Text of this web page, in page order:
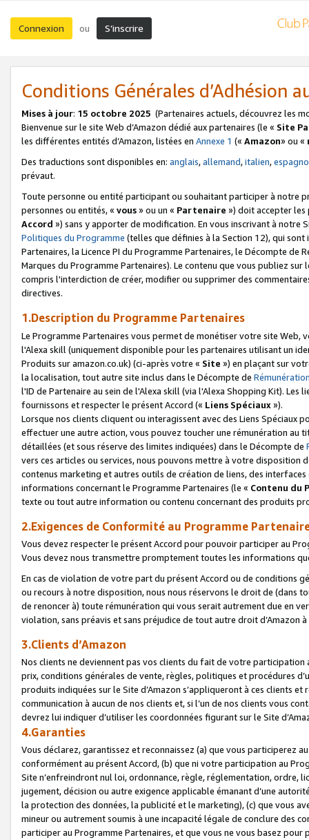
Connexion ou S’inscrire
Conditions Générales d’Adhésion
Mises à jour: 15 octobre 2025 (Partenaires actuels, découvrez les
Bienvenue sur le site Web d’Amazon dédié aux partenaires (le « Site
les différentes entités d’Amazon, listées en Annexe 1 (« Amazon» ou «
Des traductions sont disponibles en: anglais,allemand,italien,
prévaut.
Toute personne ou entité participant ou souhaitant participer à notre
personnes ou entités, « vous» ou un « Partenaire ») doit accepter les
Accord ») sans y apporter de modification. En vous inscrivant à notre
Politiques du Programme (telles que définies à la Section 12), qui
Partenaires, la Licence PI du Programme Partenaires, le Décompte de
Marques du Programme Partenaires). Le contenu que vous publiez
compris l'interdiction de créer, modifier ou supprimer des
directives.
1.Description du Programme Partenaires
Le Programme Partenaires vous permet de monétiser votre site Web,
l'Alexa skill (uniquement disponible pour les partenaires utilisant un
Produits sur amazon.co.uk) (ci-après votre « Site ») en plaçant sur
la localisation, tout autre site inclus dans le Décompte de
l'ID de Partenaire au sein de l'Alexa skill (via l'Alexa Shopping Kit).
fournissons et respecter le présent Accord (« Liens Spéciaux»).
Lorsque nos clients cliquent ou interagissent avec des Liens Spéciaux
effectuer une autre action, vous pouvez toucher une rémunération
détaillées (et sous réserve des limites indiquées) dans le Décompte de
vers ces articles ou services, nous pouvons mettre à votre disposition
contenus marketing et autres outils de création de liens, des
informations concernant le Programme Partenaires (le « Contenu du
texte ou tout autre information ou contenu concernant des produits
2.Exigences de Conformité au Programme
Vous devez respecter le présent Accord pour pouvoir participer au
Vous devez nous transmettre promptement toutes les informations
En cas de violation de votre part du présent Accord ou de conditions
ou recours à notre disposition, nous nous réservons le droit de (dans
de renoncer à) toute rémunération qui vous serait autrement due en
violation, sans préavis et sans préjudice de tout autre droit
3.Clients d’Amazon
Nos clients ne deviennent pas vos clients du fait de votre
prix, conditions générales de vente, règles, politiques et procédures
produits indiquées sur le Site d’Amazon s’appliqueront à ces clients
communication à aucun de nos clients et, si l’un de nos clients vous
devrez lui indiquer d’utiliser les coordonnées figurant sur le Site
4.Garanties
Vous déclarez, garantissez et reconnaissez (a) que vous participerez
conformément au présent Accord, (b) que ni votre participation au
Site n’enfreindront nul loi, ordonnance, règle, réglementation, ordre,
jugement, décision ou autre exigence applicable émanant d’une
la protection des données, la publicité et le marketing), (c) que vous
mineur ou autrement soumis à une incapacité légale de conclure des
participer au Programme Partenaires, et que vous ne vous basez